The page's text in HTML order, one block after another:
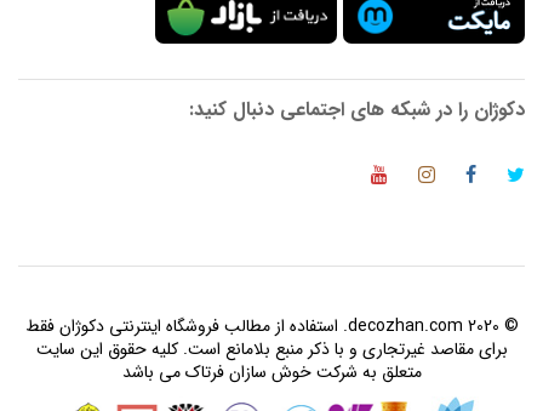
دکوژان را در شبکه های اجتماعی دنبال کنید:
© 2020 decozhan.com. استفاده از مطالب فروشگاه اینترنتی دکوژان فقط
برای مقاصد غیرتجاری و با ذکر منبع بلامانع است. کلیه حقوق این سایت
متعلق به شرکت خوش سازان فرتاک می باشد